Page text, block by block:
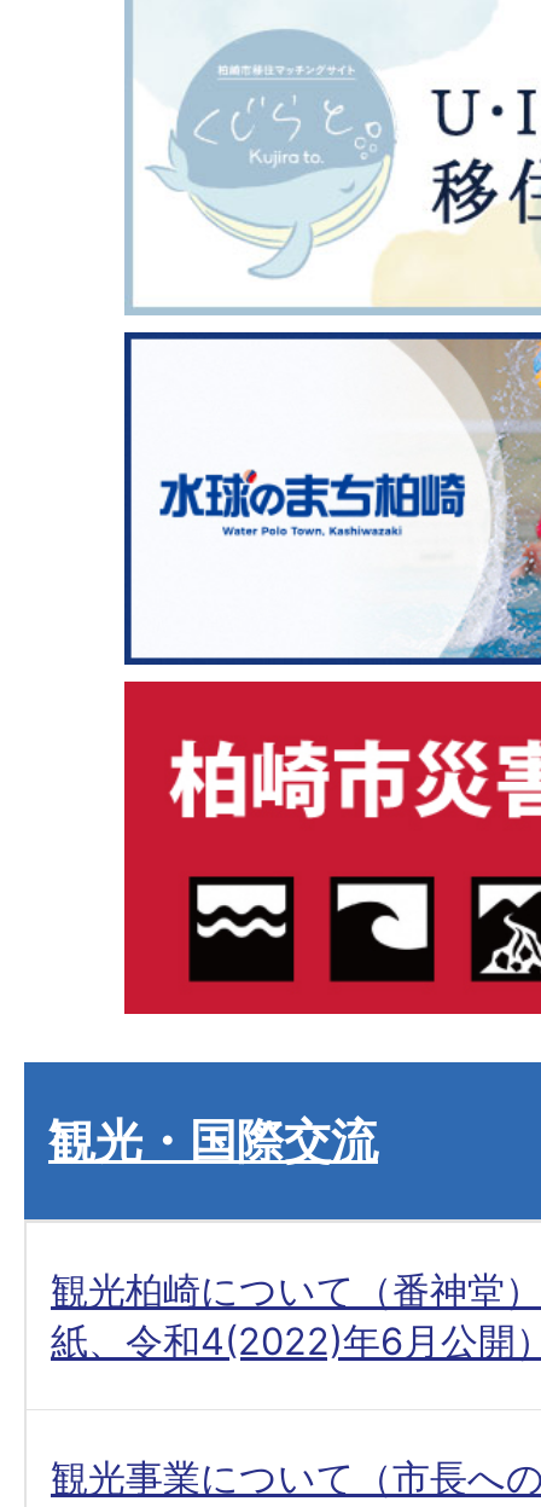
観光・国際交流
観光柏崎について（番神堂
紙、令和4(2022)年6月公開
観光事業について（市長へ